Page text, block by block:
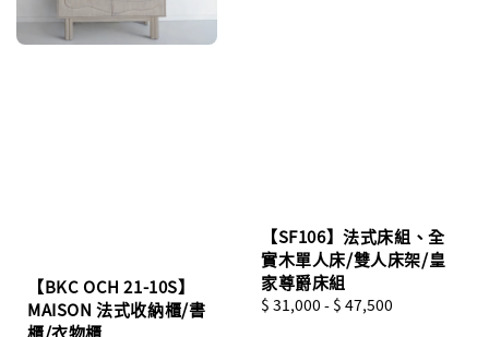
【BKC OCH 21-10S】
MAISON 法式收納櫃/書
櫃/衣物櫃
【SF106】法式床組、全
實木單人床/雙人床架/皇
家尊爵床組
Regular
$ 31,000 - $ 47,500